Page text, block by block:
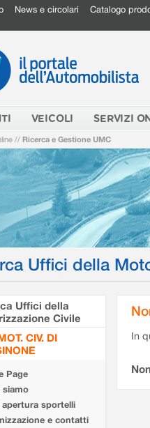
News e circolari Catalogo
VEICOLI SERVIZI
// Ricerca e Gestione UMC
Uffici della
Uffici della
Civile
CIV. DI
Page
siamo
apertura sportelli
e contatti
In